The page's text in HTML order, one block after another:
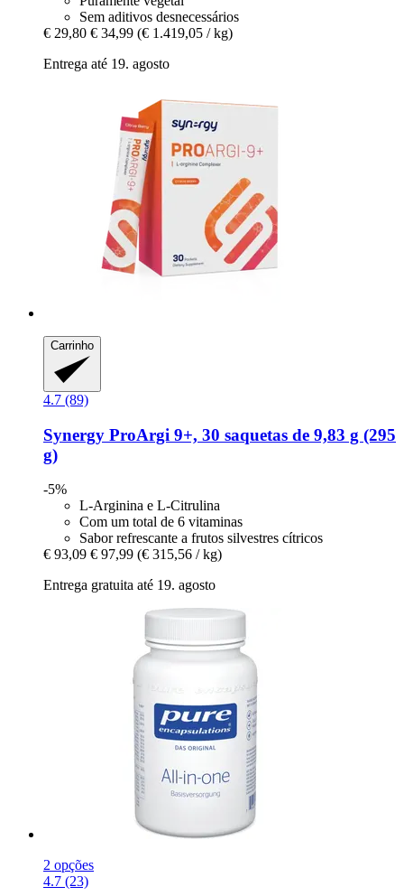
Sem aditivos desnecessários
€ 29,80 € 34,99 (€ 1.419,05 / kg)
Entrega até 19. agosto
Carrinho
4.7 (89)
Synergy ProArgi 9+, 30 saquetas de 9,83 g (295
g)
-5%
L-Arginina e L-Citrulina
Com um total de 6 vitaminas
Sabor refrescante a frutos silvestres cítricos
€ 93,09 € 97,99 (€ 315,56 / kg)
Entrega gratuita até 19. agosto
2 opções
4.7 (23)